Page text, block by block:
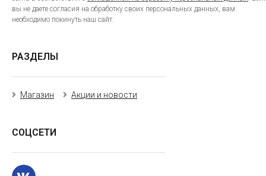
вы не даете согласия на обработку своих персональных данных, вам
необходимо покинуть наш сайт.
РАЗДЕЛЫ
Магазин Акции и новости
СОЦСЕТИ